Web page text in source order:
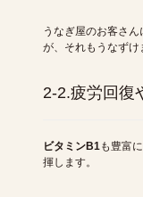
うなぎ屋のお客さ
が、それもうなずけ
2-2.疲労回復
ビタミンB1も豊富
揮します。